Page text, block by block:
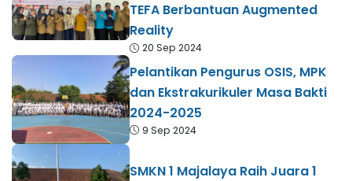
TEFA Berbantuan Augmented
Reality
20 Sep 2024
Pelantikan Pengurus OSIS, MPK
dan Ekstrakurikuler Masa Bakti
2024-2025
9 Sep 2024
SMKN 1 Majalaya Raih Juara 1